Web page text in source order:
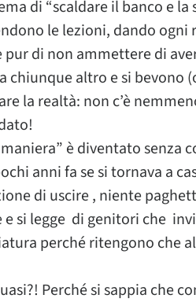
di “scaldare il banco e
le lezioni, dando
pur di non ammettere di
chiunque altro e si bevono
la realtà: non c’è
è diventato senza
anni fa se si tornava a
di uscire , niente
e si legge di genitori che
perché ritengono che
Perché si sappia che